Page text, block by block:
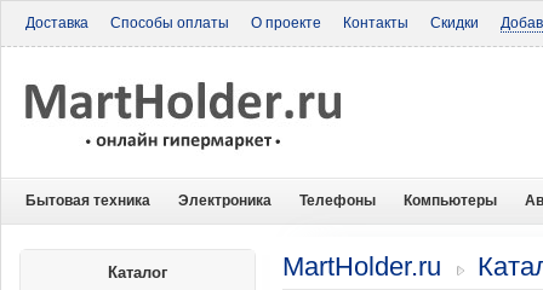
Доставка Способы оплаты О проекте Контакты Скидки
Бытовая техника Электроника Телефоны Компьютеры
MartHolder.ru
Каталог